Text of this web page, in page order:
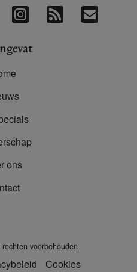
ons
rechten voorbehouden
Cookies